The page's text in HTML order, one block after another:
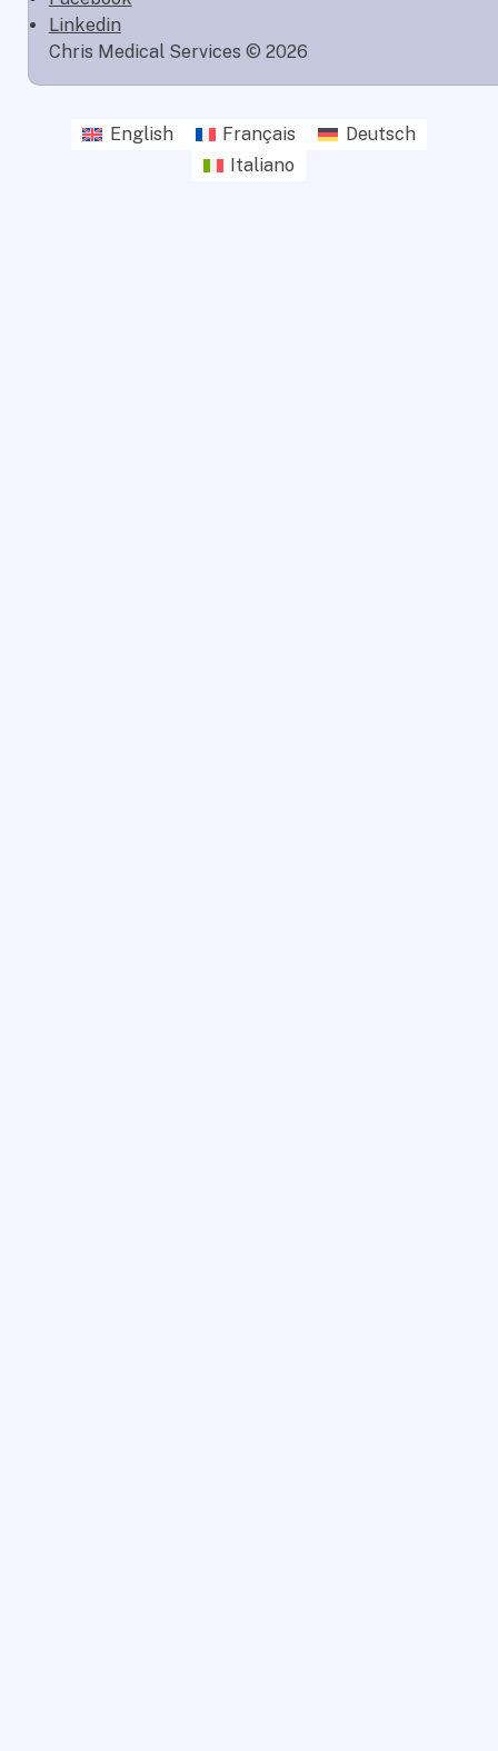
Linkedin
Chris Medical Services © 2026
English Français
Deutsch
Italiano